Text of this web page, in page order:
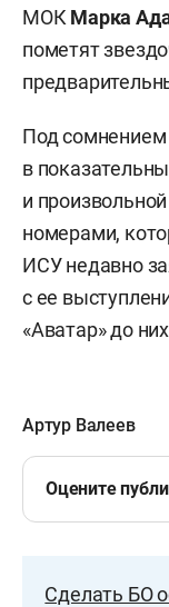
МОК Марка
пометят
Под
в
и
номерами,
ИСУ недавно
с ее
«Аватар» до
Артур Валеев
Оцените
Сделать БО